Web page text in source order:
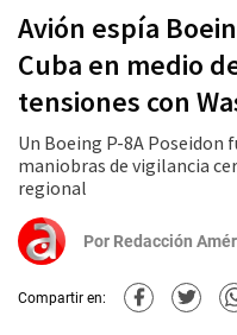
Avión espía
Cuba en medio
tensiones con
Un Boeing P-8A Poseidon
maniobras de vigilancia
regional
Por Redacción
Compartir en: